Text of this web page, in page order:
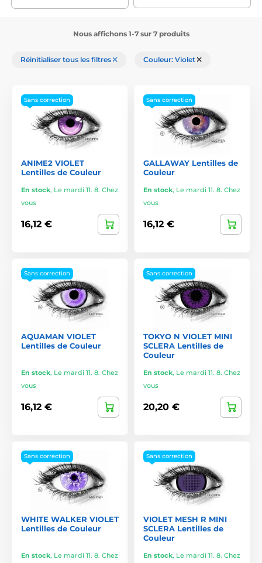
Nous affichons 1-7 sur 7 produits
Réinitialiser tous les filtres Couleur: Violet
Sans correction
ANIME2 VIOLET
Lentilles de Couleur
En stock, Le mardi 11. 8. Chez
vous
16,12 €
Sans correction
GALLAWAY Lentilles de
Couleur
En stock, Le mardi 11. 8. Chez
vous
16,12 €
Sans correction
AQUAMAN VIOLET
Lentilles de Couleur
En stock, Le mardi 11. 8. Chez
vous
16,12 €
Sans correction
TOKYO N VIOLET MINI
SCLERA Lentilles de
Couleur
En stock, Le mardi 11. 8. Chez
vous
20,20 €
Sans correction
WHITE WALKER VIOLET
Lentilles de Couleur
En stock, Le mardi 11. 8. Chez
Sans correction
VIOLET MESH R MINI
SCLERA Lentilles de
Couleur
En stock, Le mardi 11. 8. Chez